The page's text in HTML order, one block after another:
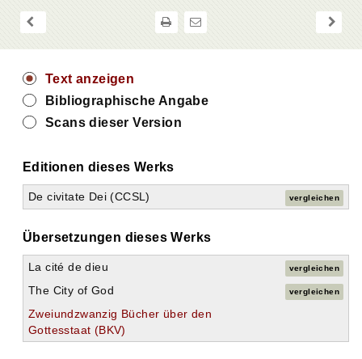
Text anzeigen
Bibliographische Angabe
Scans dieser Version
Editionen dieses Werks
De civitate Dei (CCSL) vergleichen
Übersetzungen dieses Werks
La cité de dieu vergleichen
The City of God vergleichen
Zweiundzwanzig Bücher über den
Gottesstaat (BKV)